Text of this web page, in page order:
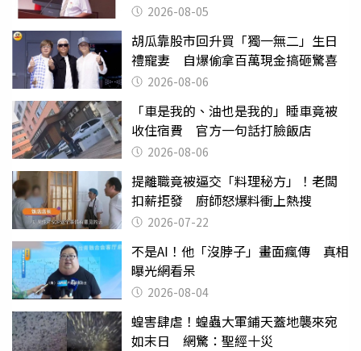
2026-08-05
胡瓜靠股市回升買「獨一無二」生日
禮寵妻 自爆偷拿百萬現金搞砸驚喜
2026-08-06
「車是我的、油也是我的」睡車竟被
收住宿費 官方一句話打臉飯店
2026-08-06
提離職竟被逼交「料理秘方」！老闆
扣薪拒發 廚師怒爆料衝上熱搜
2026-07-22
不是AI！他「沒脖子」畫面瘋傳 真相
曝光網看呆
2026-08-04
蝗害肆虐！蝗蟲大軍鋪天蓋地襲來宛
如末日 網驚：聖經十災